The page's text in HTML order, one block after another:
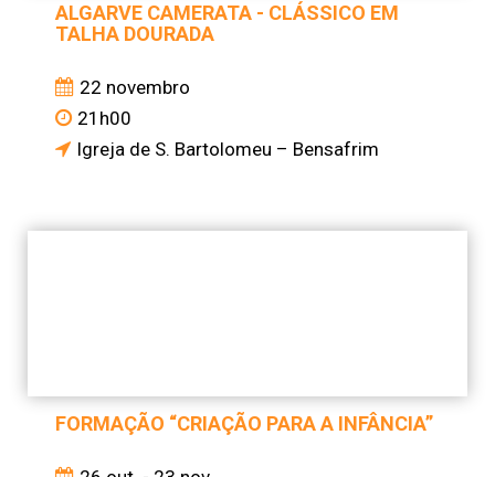
ALGARVE CAMERATA - CLÁSSICO EM
TALHA DOURADA
22 novembro
21h00
Igreja de S. Bartolomeu – Bensafrim
FORMAÇÃO “CRIAÇÃO PARA A INFÂNCIA”